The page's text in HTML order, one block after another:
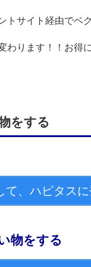
サイト経由でベ
わります！！お得
をする
て、ハピタス
物をする